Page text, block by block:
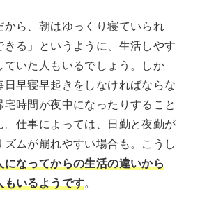
から、朝はゆっくり寝ていられ
きる」というように、生活しやす
ていた人もいるでしょう。しか
日早寝早起きをしなければならな
時間が夜中になったりすること
。仕事によっては、日勤と夜勤が
ムが崩れやすい場合も。こうし
なってからの生活の違いから
もいるようです。